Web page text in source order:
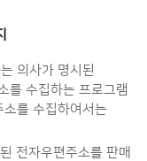
의사가 명시된
를 수집하는 프로그램
를 수집하여서는
전자우편주소를 판매